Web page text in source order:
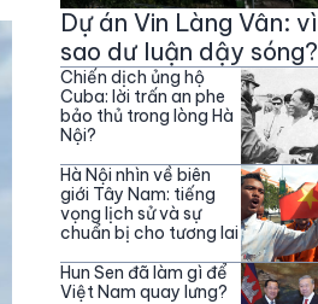
Dự án Vin Làng Vân: vì
sao dư luận dậy sóng?
Chiến dịch ủng hộ
Cuba: lời trấn an phe
bảo thủ trong lòng Hà
Nội?
Hà Nội nhìn về biên
giới Tây Nam: tiếng
vọng lịch sử và sự
chuẩn bị cho tương lai
Hun Sen đã làm gì để
Việt Nam quay lưng?